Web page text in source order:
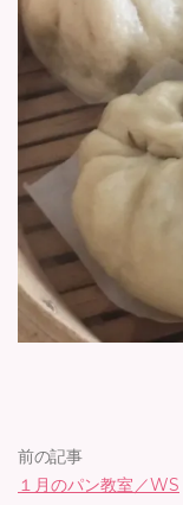
前の記事
１月のパン教室／WS